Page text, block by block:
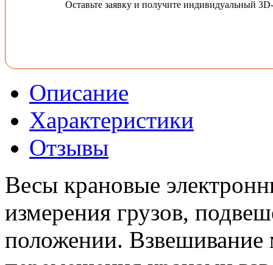
Оставьте заявку и получите индивидуальный
Описание
Характеристики
Отзывы
Весы крановые
измерения грузов,
положении. Взвешивание